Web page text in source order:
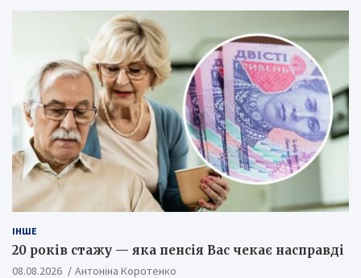
ІНШЕ
20 років стажу — яка пенсія Вас чекає насправді
08.08.2026 Антоніна Коротенко